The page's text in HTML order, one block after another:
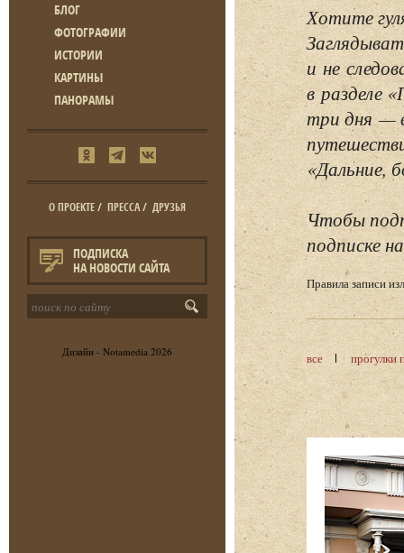
БЛОГ
ФОТОГРАФИИ
ИСТОРИИ
КАРТИНЫ
ПАНОРАМЫ
О ПРОЕКТЕ/ ПРЕССА/ ДРУЗЬЯ
ПОДПИСКА
НА НОВОСТИ САЙТА
Дизайн - Notamedia 2026
Хотите
и не
в разделе
три дня —
«Дальние,
Чтобы
подписке
Правила записи
все прогулки